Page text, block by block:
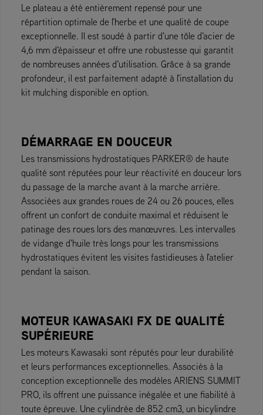
Le plateau a été entièrement repensé pour une
répartition optimale de l'herbe et une qualité de coupe
exceptionnelle. Il est soudé à partir d'une tôle d'acier de
4,6 mm d'épaisseur et offre une robustesse qui garantit
de nombreuses années d'utilisation. Grâce à sa grande
profondeur, il est parfaitement adapté à l'installation du
kit mulching disponible en option.
DÉMARRAGE EN DOUCEUR
Les transmissions hydrostatiques PARKER® de haute
qualité sont réputées pour leur réactivité en douceur lors
du passage de la marche avant à la marche arrière.
Associées aux grandes roues de 24 ou 26 pouces, elles
offrent un confort de conduite maximal et réduisent le
patinage des roues lors des manœuvres. Les intervalles
de vidange d'huile très longs pour les transmissions
hydrostatiques évitent les visites fastidieuses à l'atelier
pendant la saison.
MOTEUR KAWASAKI FX DE QUALITÉ
SUPÉRIEURE
Les moteurs Kawasaki sont réputés pour leur durabilité
et leurs performances exceptionnelles. Associés à la
conception exceptionnelle des modèles ARIENS SUMMIT
PRO, ils offrent une puissance inégalée et une fiabilité à
toute épreuve. Une cylindrée de 852 cm3, un bicylindre